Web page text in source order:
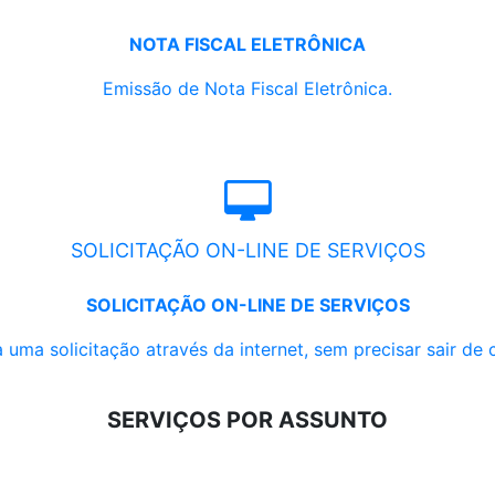
NOTA FISCAL ELETRÔNICA
Emissão de Nota Fiscal Eletrônica.
SOLICITAÇÃO ON-LINE DE SERVIÇOS
SOLICITAÇÃO ON-LINE DE SERVIÇOS
uma solicitação através da internet, sem precisar sair de
SERVIÇOS POR ASSUNTO